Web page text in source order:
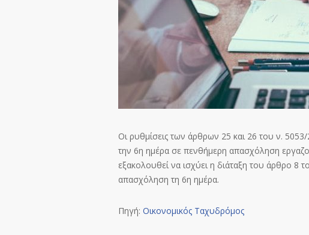
Οι ρυθμίσεις των άρθρων 25 και 26 του ν.
την 6η ημέρα σε πενθήμερη απασχόληση
εξακολουθεί να ισχύει η διάταξη του άρθρο 8
απασχόληση τη 6η ημέρα.
Πηγή: Οικονομικός Ταχυδρόμος